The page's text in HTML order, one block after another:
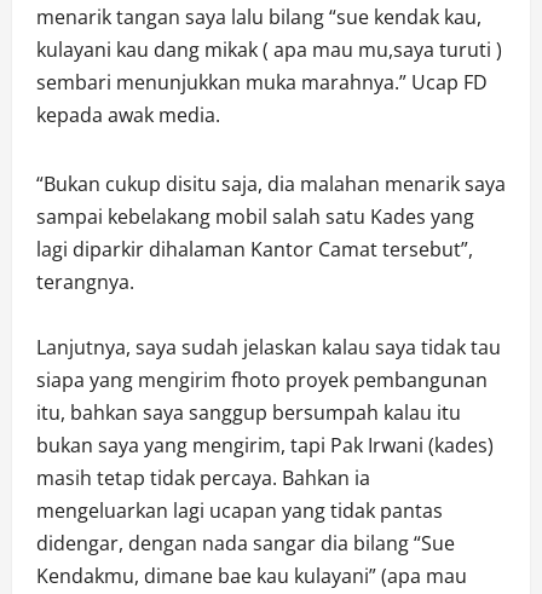
menarik tangan saya lalu bilang “sue kendak kau,
kulayani kau dang mikak ( apa mau mu,saya turuti )
sembari menunjukkan muka marahnya.” Ucap FD
kepada awak media.
“Bukan cukup disitu saja, dia malahan menarik saya
sampai kebelakang mobil salah satu Kades yang
lagi diparkir dihalaman Kantor Camat tersebut”,
terangnya.
Lanjutnya, saya sudah jelaskan kalau saya tidak tau
siapa yang mengirim fhoto proyek pembangunan
itu, bahkan saya sanggup bersumpah kalau itu
bukan saya yang mengirim, tapi Pak Irwani (kades)
masih tetap tidak percaya. Bahkan ia
mengeluarkan lagi ucapan yang tidak pantas
didengar, dengan nada sangar dia bilang “Sue
Kendakmu, dimane bae kau kulayani” (apa mau